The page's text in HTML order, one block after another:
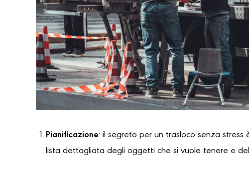
Pianificazione: il segreto per un trasloco senza stress
lista dettagliata degli oggetti che si vuole tenere e